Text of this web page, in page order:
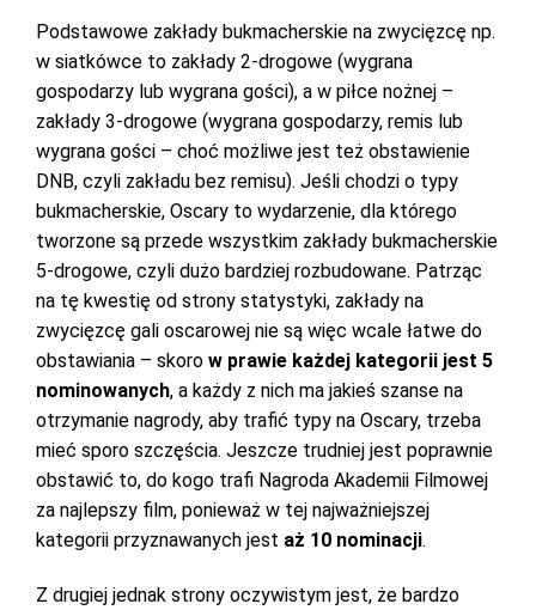
Podstawowe zakłady bukmacherskie na zwycięzcę np.
w siatkówce to zakłady 2-drogowe (wygrana
gospodarzy lub wygrana gości), a w piłce nożnej –
zakłady 3-drogowe (wygrana gospodarzy, remis lub
wygrana gości – choć możliwe jest też obstawienie
DNB, czyli zakładu bez remisu). Jeśli chodzi o typy
bukmacherskie, Oscary to wydarzenie, dla którego
tworzone są przede wszystkim zakłady bukmacherskie
5-drogowe, czyli dużo bardziej rozbudowane. Patrząc
na tę kwestię od strony statystyki, zakłady na
zwycięzcę gali oscarowej nie są więc wcale łatwe do
obstawiania – skoro w prawie każdej kategorii jest 5
nominowanych, a każdy z nich ma jakieś szanse na
otrzymanie nagrody, aby trafić typy na Oscary, trzeba
mieć sporo szczęścia. Jeszcze trudniej jest poprawnie
obstawić to, do kogo trafi Nagroda Akademii Filmowej
za najlepszy film, ponieważ w tej najważniejszej
kategorii przyznawanych jest aż 10 nominacji.
Z drugiej jednak strony oczywistym jest, że bardzo